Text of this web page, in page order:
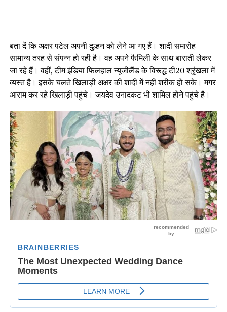
बता दें कि अक्षर पटेल अपनी दुल्हन को लेने आ गए हैं। शादी समारोह
सामान्य तरह से संपन्न हो रही है। वह अपने फैमिली के साथ बाराती लेकर
जा रहे हैं। वहीं, टीम इंडिया फिलहाल न्यूजीलैंड के विरूद्ध टी20 श्रृंखला में
व्यस्त है। इसके चलते खिलाड़ी अक्षर की शादी में नहीं शरीक हो सके‌। मगर
आराम कर रहे खिलाड़ी पहुंचे। जयदेव उनादकट भी शामिल होने पहुंचे है।